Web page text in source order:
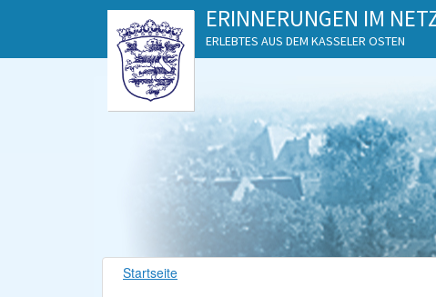
ERINNERUNGEN IM
ERLEBTES AUS DEM KASSELER OSTEN
Startseite